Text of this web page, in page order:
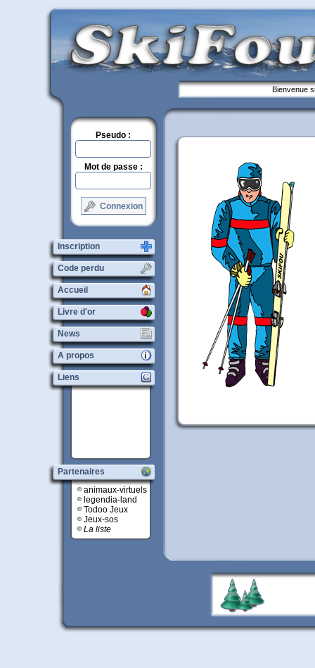
Bienvenue
Pseudo :
Mot de passe :
Connexion
Inscription
Code perdu
Accueil
Livre d'or
News
A propos
Liens
Partenaires
animaux-virtuels
legendia-land
Todoo Jeux
Jeux-sos
La liste